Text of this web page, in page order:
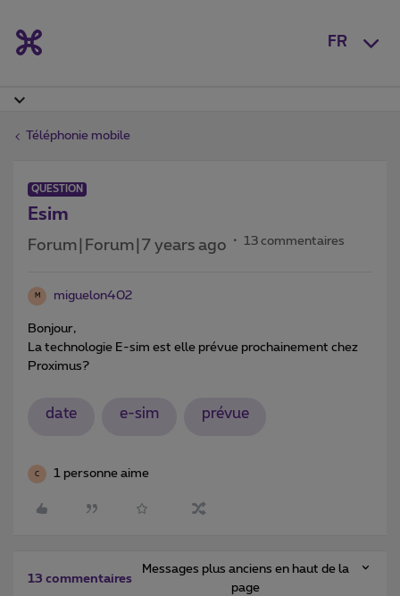
FR
Téléphonie mobile
QUESTION
Esim
Forum|Forum|7 years ago 13 commentaires
M miguelon402
Bonjour,
La technologie E-sim est elle prévue prochainement chez
Proximus?
date e-sim prévue
C 1 personne aime
13 commentaires
Messages plus anciens en haut de la
page